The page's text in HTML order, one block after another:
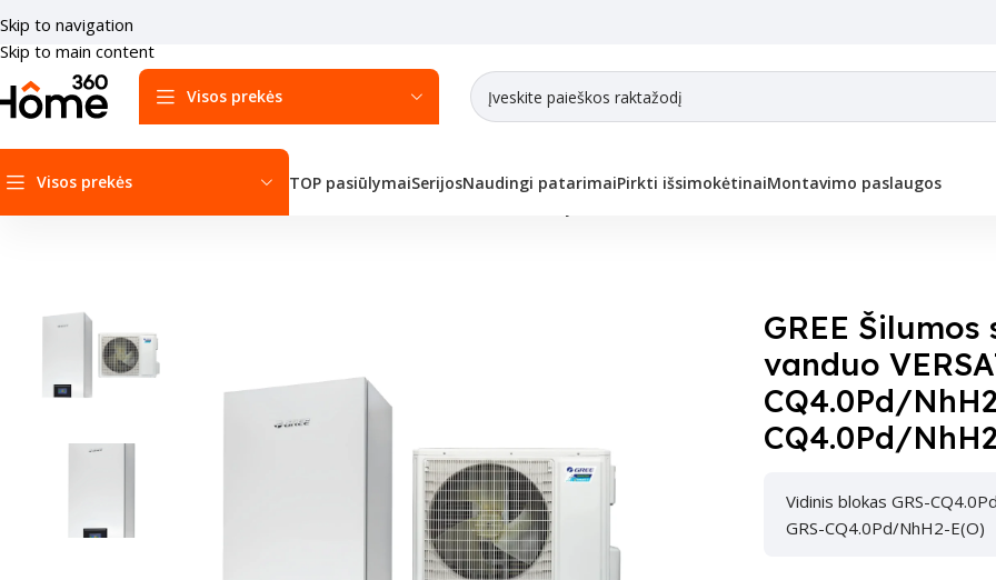
Skip to navigation
Skip to main content
Visos prekės
Visos prekės TOP pasiūlymaiSerijosNaudingi patarimaiPirkti išsimokėtinaiMontavimo paslaugos
GREE
vanduo
CQ4.0Pd/
CQ4.0Pd/
Vidinis blokas GRS-
GRS-CQ4.0Pd/NhH2-E(O)